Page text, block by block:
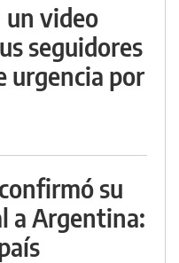
un video
seguidores
urgencia por
su
a Argentina: